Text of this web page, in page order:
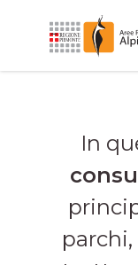
In
parchi,